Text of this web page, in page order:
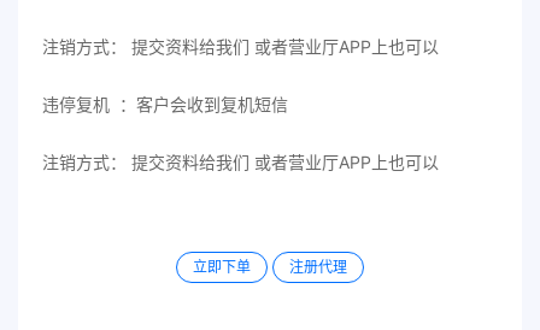
注销方式： 提交资料给我们 或者营业厅APP上也可以
违停复机 ：客户会收到复机短信
注销方式： 提交资料给我们 或者营业厅APP上也可以
立即下单 注册代理